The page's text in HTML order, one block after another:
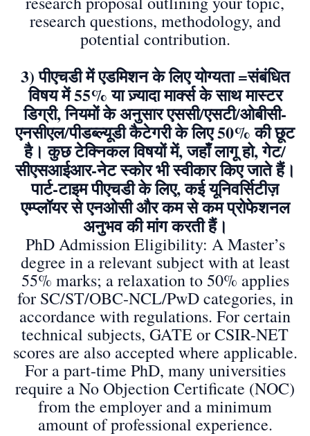
research questions, methodology, and
potential contribution.
3) पीएचडी में एडमिशन के लिए योग्यता =संबंधित
विषय में 55% या ज़्यादा मार्क्स के साथ मास्टर
डिग्री, नियमों के अनुसार एससी/एसटी/ओबीसी-
एनसीएल/पीडब्ल्यूडी कैटेगरी के लिए 50% की छूट
है। कुछ टेक्निकल विषयों में, जहाँ लागू हो, गेट/
सीएसआईआर-नेट स्कोर भी स्वीकार किए जाते हैं।
पार्ट-टाइम पीएचडी के लिए, कई यूनिवर्सिटीज़
एम्प्लॉयर से एनओसी और कम से कम प्रोफेशनल
अनुभव की मांग करती हैं।
PhD Admission Eligibility: A Master’s
degree in a relevant subject with at least
55% marks; a relaxation to 50% applies
for SC/ST/OBC-NCL/PwD categories, in
accordance with regulations. For certain
technical subjects, GATE or CSIR-NET
scores are also accepted where applicable.
For a part-time PhD, many universities
require a No Objection Certificate (NOC)
from the employer and a minimum
amount of professional experience.